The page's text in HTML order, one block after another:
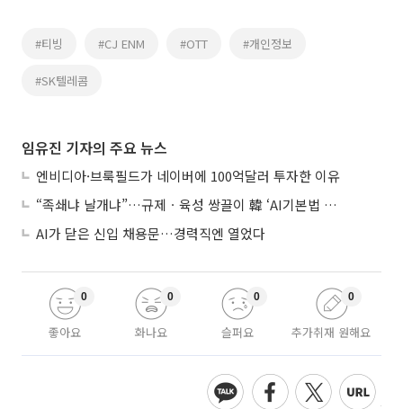
#티빙 #CJ ENM #OTT #개인정보
#SK텔레콤
임유진 기자의 주요 뉴스
엔비디아·브룩필드가 네이버에 100억달러 투자한 이유
“족쇄냐 날개냐”…규제ㆍ육성 쌍끌이 韓 ‘AI기본법 개정안’ 오늘 시행
AI가 닫은 신입 채용문…경력직엔 열었다
좋아요
0
화나요
0
슬퍼요
0
추가취재 원해요
0